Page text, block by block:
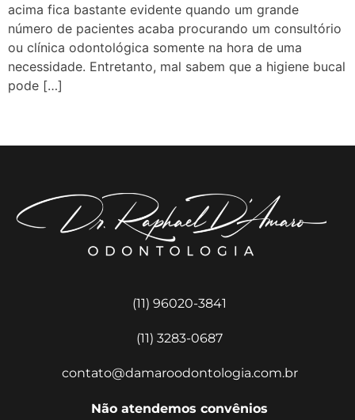
acima fica bastante evidente quando um grande
número de pacientes acaba procurando um consultório
ou clínica odontológica somente na hora de uma
necessidade. Entretanto, mal sabem que a higiene bucal
pode […]
(11) 96020-3841
(11) 3283-0687
contato@damaroodontologia.com.br
Não atendemos convênios